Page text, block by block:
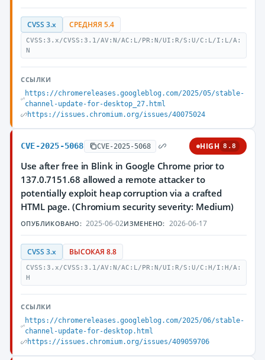
CVSS 3.x СРЕДНЯЯ 5.4
CVSS:3.x/CVSS:3.1/AV:N/AC:L/PR:N/UI:R/S:U/C:L/I:L/A:
N
ССЫЛКИ
https://chromereleases.googleblog.com/2025/05/stable-
channel-update-for-desktop_27.html
https://issues.chromium.org/issues/40075024
CVE-2025-5068 CVE-2025-5068 HIGH 8.8
Use after free in Blink in Google Chrome prior to
137.0.7151.68 allowed a remote attacker to
potentially exploit heap corruption via a crafted
HTML page. (Chromium security severity: Medium)
ОПУБЛИКОВАНО: 2025-06-02ИЗМЕНЕНО: 2026-06-17
CVSS 3.x ВЫСОКАЯ 8.8
CVSS:3.x/CVSS:3.1/AV:N/AC:L/PR:N/UI:R/S:U/C:H/I:H/A:
H
ССЫЛКИ
https://chromereleases.googleblog.com/2025/06/stable-
channel-update-for-desktop.html
https://issues.chromium.org/issues/409059706